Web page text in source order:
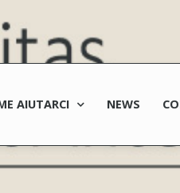
AIUTARCI NEWS